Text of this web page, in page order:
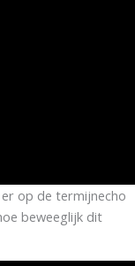
er op de termijnecho
beweeglijk dit